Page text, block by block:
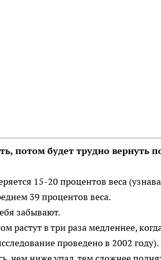
потом будет трудно вернуть
15-20 процентов веса
39 процентов веса.
забывают.
растут в три раза медленнее,
проведено в 2002